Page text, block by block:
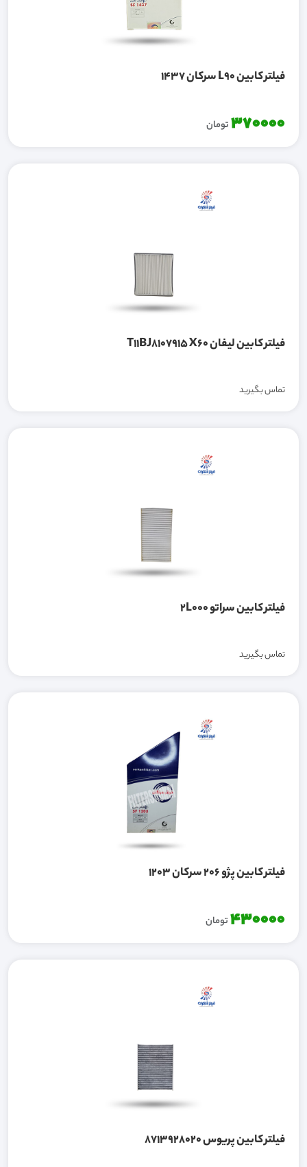
فیلتر کابین L90 سرکان 1437
370000تومان
فیلتر کابین لیفان T11BJ8107915 X60
تماس بگیرید
فیلتر کابین سراتو 2L000
تماس بگیرید
فیلتر کابین پژو 206 سرکان 1203
430000تومان
فیلتر کابین پریوس 8713928020